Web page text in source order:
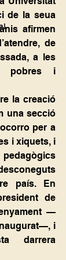
de la seua
afirmen
de
a les
pobres i
una secció
per a
i xiquets, i
país. En
de
—
i
darrera